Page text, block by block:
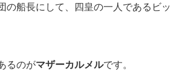
の船長にして、四皇の一人であるビッ
るのがマザーカルメルです。